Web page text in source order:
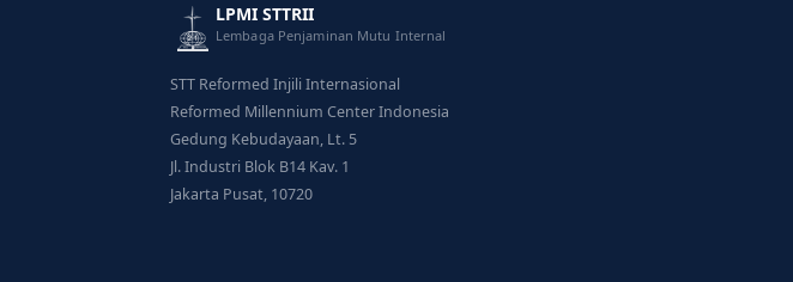
LPMI STTRII
Lembaga Penjaminan Mutu Internal
STT Reformed Injili Internasional
Reformed Millennium Center Indonesia
Gedung Kebudayaan, Lt. 5
Jl. Industri Blok B14 Kav. 1
Jakarta Pusat, 10720